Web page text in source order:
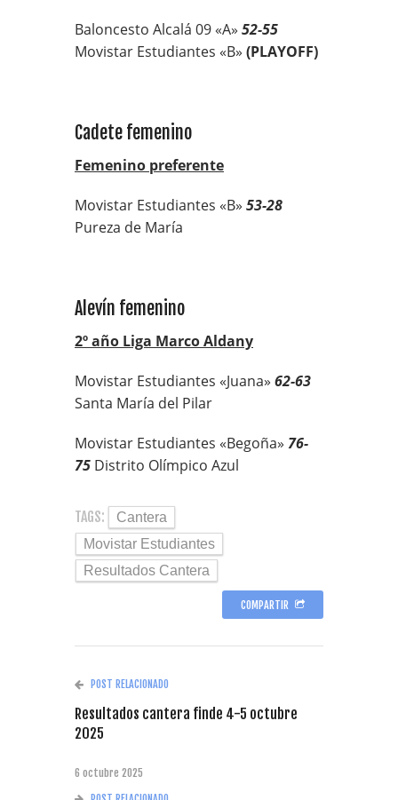
Baloncesto Alcalá 09 «A» 52-55
Movistar Estudiantes «B» (PLAYOFF)
Cadete femenino
Femenino preferente
Movistar Estudiantes «B» 53-28
Pureza de María
Alevín femenino
2º año Liga Marco Aldany
Movistar Estudiantes «Juana» 62-63
Santa María del Pilar
Movistar Estudiantes «Begoña» 76-
75 Distrito Olímpico Azul
TAGS:
Cantera
Movistar Estudiantes
Resultados Cantera
COMPARTIR
POST RELACIONADO
Resultados cantera finde 4-5 octubre
2025
6 octubre 2025